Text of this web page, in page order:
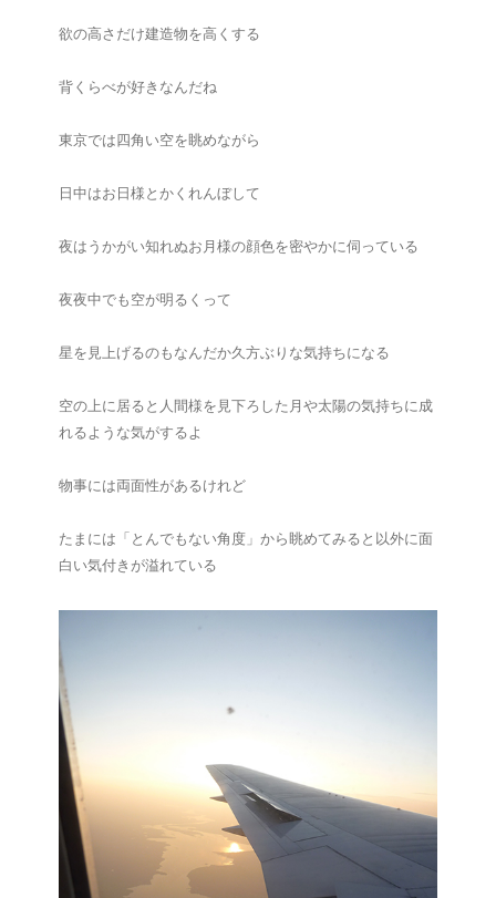
欲の高さだけ建造物を高くする
背くらべが好きなんだね
東京では四角い空を眺めながら
日中はお日様とかくれんぼして
夜はうかがい知れぬお月様の顔色を密やかに伺っている
夜夜中でも空が明るくって
星を見上げるのもなんだか久方ぶりな気持ちになる
空の上に居ると人間様を見下ろした月や太陽の気持ちに成
れるような気がするよ
物事には両面性があるけれど
たまには「とんでもない角度」から眺めてみると以外に面
白い気付きが溢れている